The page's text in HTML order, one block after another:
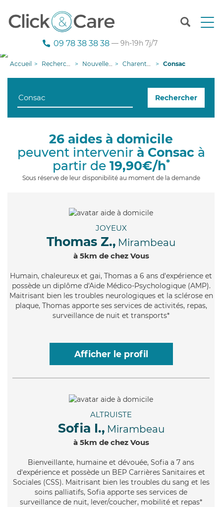
T
n
g
09 78 38 38 38 — 9h-19h 7j/7
Accueil Recherche aide à domicile Nouvelle-Aquitaine Charente-Maritime Consac
Rechercher
26 aides à domicile
peuvent intervenir à Consacà
partir de 19,90€/h*
Sous réserve de leur disponibilité au moment de la demande
JOYEUX
Thomas Z., Mirambeau
à 5km de chez Vous
Humain, chaleureux et gai, Thomas a 6 ans d'expérience et
possède un diplôme d'Aide Médico-Psychologique (AMP).
Maitrisant bien les troubles neurologiques et la sclérose en
plaque, Thomas apporte ses services de activités, repas,
surveillance de nuit et transports*
Afficher le profil
ALTRUISTE
Sofia I., Mirambeau
à 5km de chez Vous
Bienveillante, humaine et dévouée, Sofia a 7 ans
d'expérience et possède un BEP Carrières Sanitaires et
Sociales (CSS). Maitrisant bien les troubles du sang et les
soins palliatifs, Sofia apporte ses services de
surveillance de nuit, lever/coucher, mobilité et repas*